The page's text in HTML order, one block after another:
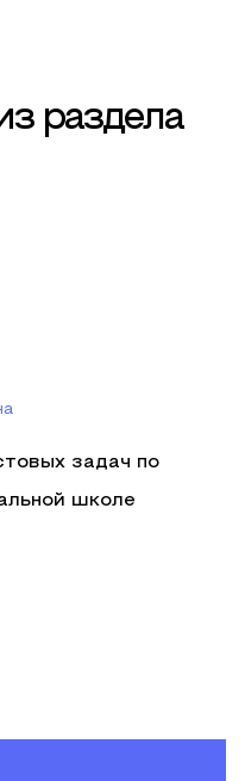
раздела
задач по
школе